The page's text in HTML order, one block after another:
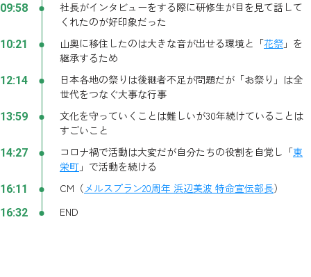
09:58
社長がインタビューをする際に研修生が目を見て話して
くれたのが好印象だった
10:21 山奥に移住したのは大きな音が出せる環境と「花祭 」を
継承するため
12:14
日本各地の祭りは後継者不足が問題だが「お祭り」は全
世代をつなぐ大事な行事
13:59
文化を守っていくことは難しいが30年続けていることは
すごいこと
14:27 コロナ禍で活動は大変だが自分たちの役割を自覚し「東
栄町 」で活動を続ける
16:11 CM（ メルスプラン20周年 浜辺美波 特命宣伝部長）
16:32 END